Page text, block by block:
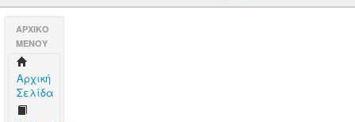
AΡΧΙΚΟ
ΜΕΝΟΥ
Aρχική
Σελίδα